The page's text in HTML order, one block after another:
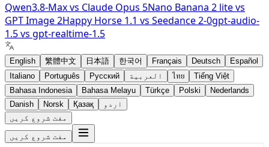
Qwen3.8-Maxvs Claude Opus 5Nano Banana 2 litevs
GPT Image 2Happy Horse 1.1 vs Seedance 2-0gpt-audio-
1.5vs gpt-realtime-1.5
English 繁體中文 日本語 한국어 Français Deutsch
Español
Italiano
Português Русский العربية ไทย
Tiếng Việt
Bahasa Indonesia
Bahasa Melayu Türkçe Polski
Nederlands
Danish
Norsk Қазақ
اردو
مفت شروع کریں
مفت شروع کریں